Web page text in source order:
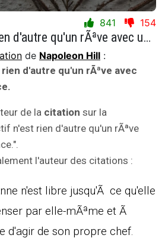
841 154
Un objectif n'est rien d'autre qu'un rÃªve avec une Ã©chÃ©ance.
de Napoleon Hill :
d'autre qu'un rÃªve avec
de la citation sur la
n'est rien d'autre qu'un rÃªve
l'auteur des citations :
n'est libre jusqu'Ã ce qu'elle
par elle-mÃªme et Ã
d'agir de son propre chef.